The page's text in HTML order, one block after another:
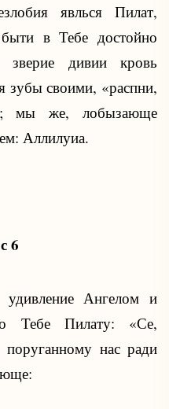
явлься Пилат,
в Тебе достойно
дивии кровь
зубы своими, «распни,
мы же, лобызающе
Аллилуиа.
6
Ангелом и
Тебе Пилату: «Се,
нас ради